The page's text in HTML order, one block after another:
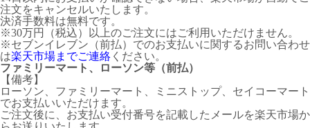
注文をキャンセルいたします。
決済手数料は無料です。
※30万円（税込）以上のご注文にはご利用いただけません。
※セブンイレブン（前払）でのお支払いに関するお問い合わせ
は楽天市場までご連絡 ください。
ファミリーマート、ローソン等（前払）
【備考】
ローソン、ファミリーマート、ミニストップ、セイコーマート
でお支払いいただけます。
ご注文後に、お支払い受付番号を記載したメールを楽天市場か